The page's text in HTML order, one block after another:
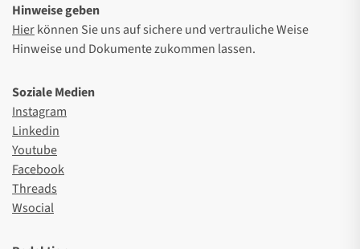
Hinweise geben
Hierkönnen Sie uns auf sichere und vertrauliche Weise
Hinweise und Dokumente zukommen lassen.
Soziale Medien
Instagram
Linkedin
Youtube
Facebook
Threads
Wsocial